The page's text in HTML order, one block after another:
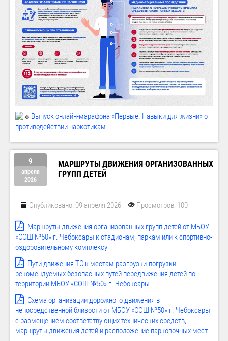
Выпуск онлайн-марафона «Первые. Навыки для жизни» о
противодействии наркотикам
9
апреля
2026
МАРШРУТЫ ДВИЖЕНИЯ ОРГАНИЗОВАННЫХ
ГРУПП ДЕТЕЙ
Опубликовано: 09 апреля 2026 Просмотров: 100
Маршруты движения организованных групп детей от МБОУ
«СОШ №50» г. Чебоксары к стадионам, паркам или к спортивно-
оздоровительному комплексу
Пути движения ТС к местам разгрузки-погрузки,
рекомендуемых безопасных путей передвижения детей по
территории МБОУ «СОШ №50» г. Чебоксары
Схема организации дорожного движения в
непосредственной близости от МБОУ «СОШ №50» г. Чебоксары
с размещением соответствующих технических средств,
маршруты движения детей и расположение парковочных мест